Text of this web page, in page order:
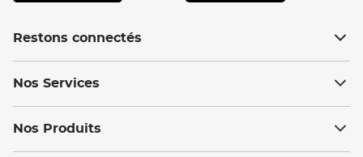
Restons connectés
Nos Services
Nos Produits